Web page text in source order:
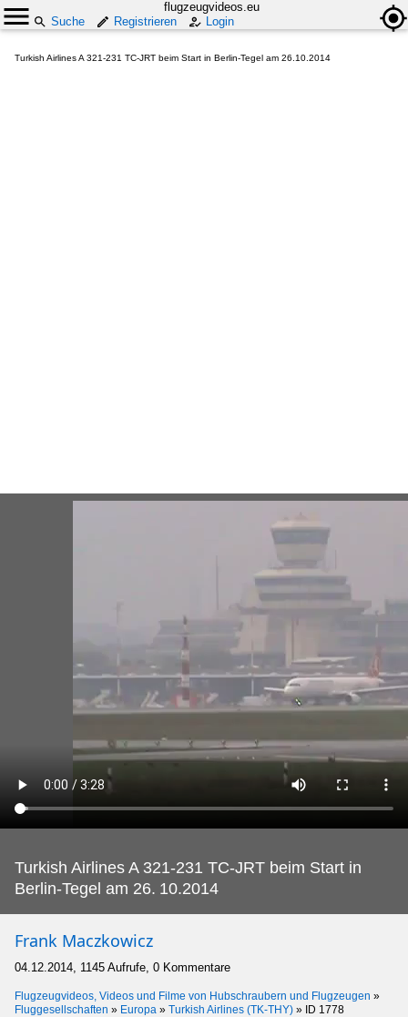
flugzeugvideos.eu
Suche
Registrieren Login
Turkish Airlines A 321-231 TC-JRT beim Start in Berlin-Tegel am 26.10.2014
Turkish Airlines A 321-231 TC-JRT beim Start in
Berlin-Tegel am 26. 10.2014
Frank Maczkowicz
04.12.2014, 1145 Aufrufe, 0 Kommentare
Flugzeugvideos, Videos und Filme von Hubschraubern und Flugzeugen »
Fluggesellschaften » Europa » Turkish Airlines (TK-THY) » ID 1778